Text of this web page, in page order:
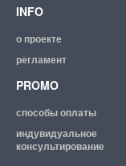
INFO
о проекте
регламент
PROMO
способы оплаты
индувидуальное
консультирование